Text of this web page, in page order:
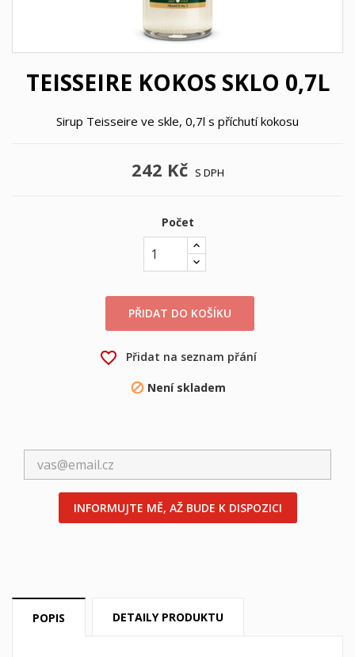
TEISSEIRE KOKOS SKLO 0,7L
Sirup Teisseire ve skle, 0,7l s příchutí kokosu
242 Kč S DPH
Počet
PŘIDAT DO KOŠÍKU
favorite_border Přidat na seznam přání
 Není skladem
INFORMUJTE MĚ, AŽ BUDE K DISPOZICI
POPIS DETAILY PRODUKTU
add_circle_outline Vytvořit nový seznam
Vytvořit seznam přání
Přihlásit se
Zrušit Přihlásit se